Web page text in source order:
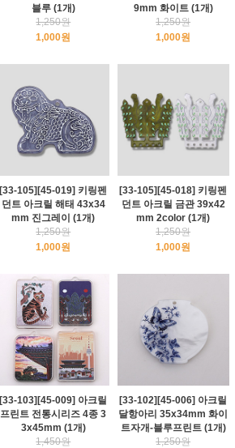
블루 (1개)
1,250원
1,000원
9mm 화이트 (1개)
1,250원
1,000원
[33-105][45-019] 키링펜
던트 아크릴 해태 43x34
mm 진그레이 (1개)
1,250원
1,000원
[33-105][45-018] 키링펜
던트 아크릴 금관 39x42
mm 2color (1개)
1,250원
1,000원
[33-103][45-009] 아크릴
프린트 전통시리즈 4종 3
3x45mm (1개)
1,450원
[33-102][45-006] 아크릴
달항아리 35x34mm 화이
트자개-블루프린트 (1개)
1,250원